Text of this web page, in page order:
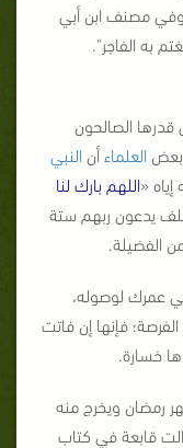
وفي مصنف ابن أبي
به الفاجر".
قدرها الصالحون
بعض العلماء أن النبي
«اللهم بارك لنا
يدعون ربهم ستة
الفضيلة.
عمرك لوصوله،
فإنها إن فاتت
خسارة.
رمضان ويخرج منه
قابعة في كتاب